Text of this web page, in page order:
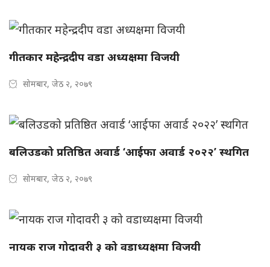
गीतकार महेन्द्रदीप वडा अध्यक्षमा विजयी
सोमबार, जेठ २, २०७९
बलिउडको प्रतिष्ठित अवार्ड ‘आईफा अवार्ड २०२२’ स्थगित
सोमबार, जेठ २, २०७९
नायक राज गोदावरी ३ को वडाध्यक्षमा विजयी